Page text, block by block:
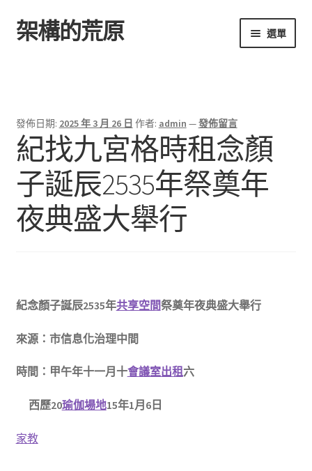
跳
至
跳
至
架構的荒原 選單
發佈日期: 2025 年 3 月 26 日 作者: admin —發佈留言
紀找九宮格時租念顏
子誕辰2535年祭奠年
夜典盛大舉行
紀念顏子誕辰2535年共享空間祭奠年夜典盛大舉行
來源：市信息化治理中間
時間：甲午年十一月十會議室出租六
西歷20瑜伽場地15年1月6日
家教